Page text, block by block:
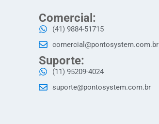
Comercial:
(41) 9884-51715
comercial@pontosystem.com.br
Suporte:
(11) 95209-4024
suporte@pontosystem.com.br